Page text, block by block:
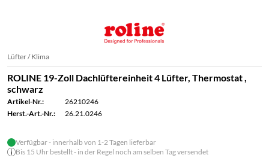
Lüfter / Klima
ROLINE 19-Zoll Dachlüftereinheit 4 Lüfter, Thermostat ,
schwarz
Artikel-Nr.:
26210246
Herst.-Art.-Nr.:
26.21.0246
Verfügbar - innerhalb von 1-2 Tagen lieferbar
Bis 15 Uhr bestellt - in der Regel noch am selben Tag versendet